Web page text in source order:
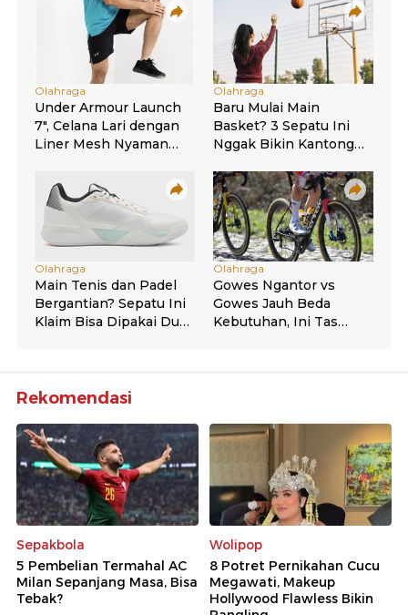
Rekomendasi
Sepakbola
5 Pembelian Termahal AC
Milan Sepanjang Masa, Bisa
Tebak?
Wolipop
8 Potret Pernikahan Cucu
Megawati, Makeup
Hollywood Flawless Bikin